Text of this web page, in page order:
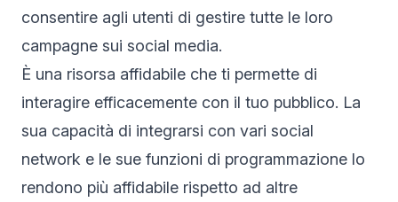
consentire agli utenti di gestire tutte le loro
campagne sui social media.
È una risorsa affidabile che ti permette di
interagire efficacemente con il tuo pubblico. La
sua capacità di integrarsi con vari social
network e le sue funzioni di programmazione lo
rendono più affidabile rispetto ad altre